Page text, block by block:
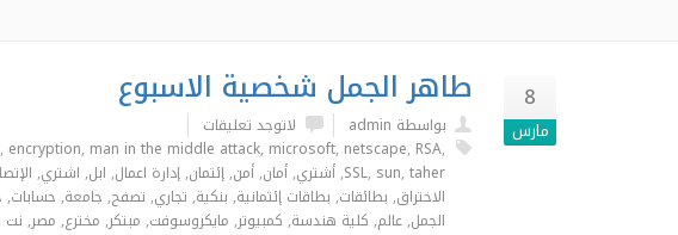
8
مارس
طاهر الجمل شخصية الاسبوع
بواسطة admin
لاتوجد تعليقات
, encryption, man in the middle attack, microsoft, netscape, RSA,
SSL, sun, taher
,أشتري,أمان,أمن,إئتمان,إدارة اعمال, ابل, اشتري,
اﻻختراق, بطائقات, بطاقات إئتمانية, بنكية, تجاري, تصفح, جامعة, حسابات,
الجمل,عالم, كلية هندسة, كمبيوتر, مايكروسوفت, مبتكر, مخترع, مصر,